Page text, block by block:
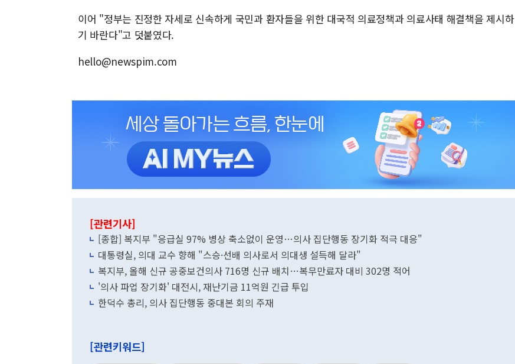
이어 "정부는 진정한 자세로 신속하게 국민과 환자들을 위한 대국적 의료정책과 의료사태 해결책을 제시하
기 바란다"고 덧붙였다.
hello@newspim.com
[관련기사]
[종합] 복지부 "응급실 97% 병상 축소없이 운영…의사 집단행동 장기화 적극 대응"
대통령실, 의대 교수 향해 "스승·선배 의사로서 의대생 설득해 달라"
복지부, 올해 신규 공중보건의사 716명 신규 배치…복무만료자 대비 302명 적어
'의사 파업 장기화' 대전시, 재난기금 11억원 긴급 투입
한덕수 총리, 의사 집단행동 중대본 회의 주재
[관련키워드]